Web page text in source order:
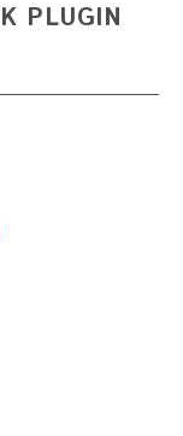
PLUGIN